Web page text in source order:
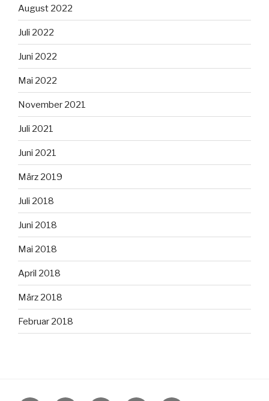
August 2022
Juli 2022
Juni 2022
Mai 2022
November 2021
Juli 2021
Juni 2021
März 2019
Juli 2018
Juni 2018
Mai 2018
April 2018
März 2018
Februar 2018